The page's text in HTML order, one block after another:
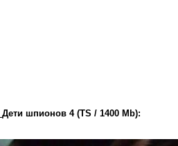
Дети шпионов 4 (TS / 1400 Mb):